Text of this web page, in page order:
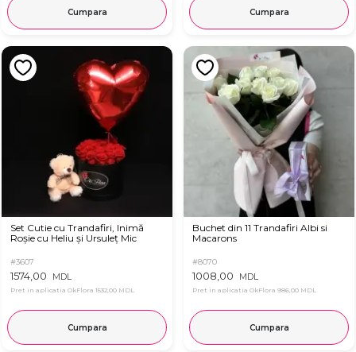
Cumpara Cumpara
Set Cutie cu Trandafiri, Inimă
Roșie cu Heliu și Ursuleț Mic
#3607
1574,00 MDL
Pret in aplicatia OkFlora 1532,00 MDL
Cumpara
Buchet din 11 Trandafiri Albi si
Macarons
#8070
1008,00 MDL
Pret in aplicatia OkFlora 986,00 MDL
Cumpara